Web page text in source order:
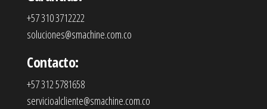
+57 310 3712222
soluciones@smachine.com.co
Contacto:
+57 312 5781658
servicioalcliente@smachine.com.co